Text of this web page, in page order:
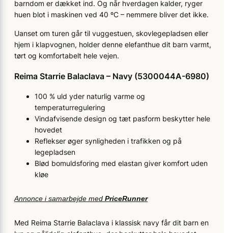
barndom er dækket ind. Og når hverdagen kalder, ryger
huen blot i maskinen ved 40 ºC – nemmere bliver det ikke.
Uanset om turen går til vuggestuen, skovlegepladsen eller
hjem i klapvognen, holder denne elefanthue dit barn varmt,
tørt og komfortabelt hele vejen.
Reima Starrie Balaclava – Navy (5300044A-6980)
100 % uld yder naturlig varme og
temperaturregulering
Vindafvisende design og tæt pasform beskytter hele
hovedet
Reflekser øger synligheden i trafikken og på
legepladsen
Blød bomuldsforing med elastan giver komfort uden
kløe
Annonce i samarbejde med PriceRunner
Med Reima Starrie Balaclava i klassisk navy får dit barn en